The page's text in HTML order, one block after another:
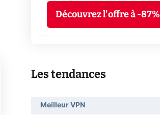
Découvrez l'offre à -87%
Les tendances
Meilleur VPN